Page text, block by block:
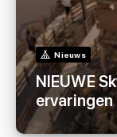
Nieuws
NIEUWE